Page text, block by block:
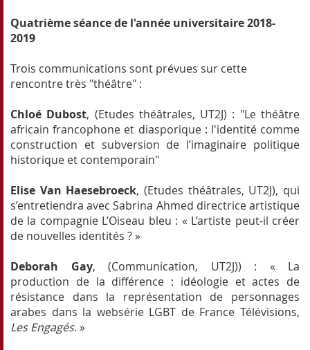
Quatrième séance de l'année universitaire 2018-
2019
Trois communications sont prévues sur cette
rencontre très "théâtre" :
Chloé Dubost, (Etudes théâtrales, UT2J) : "Le théâtre
africain francophone et diasporique : l'identité comme
construction et subversion de l’imaginaire politique
historique et contemporain"
Elise Van Haesebroeck, (Etudes théâtrales, UT2J), qui
s’entretiendra avec Sabrina Ahmed directrice artistique
de la compagnie L’Oiseau bleu : « L’artiste peut-il créer
de nouvelles identités ? »
Deborah Gay, (Communication, UT2J)) : « La
production de la différence : idéologie et actes de
résistance dans la représentation de personnages
arabes dans la websérie LGBT de France Télévisions,
Les Engagés. »